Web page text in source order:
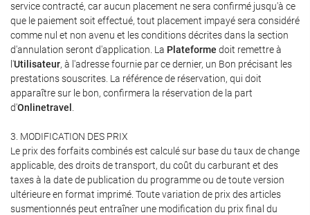
service contracté, car aucun placement ne sera confirmé jusqu'à ce
que le paiement soit effectué, tout placement impayé sera considéré
comme nul et non avenu et les conditions décrites dans la section
d'annulation seront d'application. La Plateforme doit remettre à
l'Utilisateur, à l'adresse fournie par ce dernier, un Bon précisant les
prestations souscrites. La référence de réservation, qui doit
apparaître sur le bon, confirmera la réservation de la part
d'Onlinetravel
3. MODIFICATION DES PRIX
Le prix des forfaits combinés est calculé sur base du taux de change
applicable, des droits de transport, du coût du carburant et des
taxes à la date de publication du programme ou de toute version
ultérieure en format imprimé. Toute variation de prix des articles
susmentionnés peut entraîner une modification du prix final du